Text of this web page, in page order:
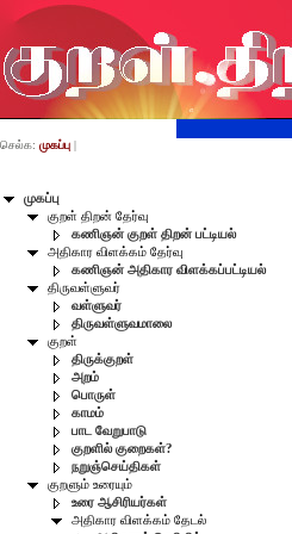
முகப்பு
குறள் திறன் தேர்வு
கணிஞன் குறள் திறன் பட்டியல்
அதிகார விளக்கம் தேர்வு
கணிஞன் அதிகார விளக்கப்பட்டியல்
திருவள்ளுவர்
வள்ளுவர்
திருவள்ளுவமாலை
குறள்
திருக்குறள்
அறம்
பொருள்
காமம்
பாட வேறுபாடு
குறளில் குறைகள்?
நறுஞ்செய்திகள்
குறளும் உரையும்
உரை ஆசிரியர்கள்
அதிகார விளக்கம் தேடல்
செல்க: முகப்பு |